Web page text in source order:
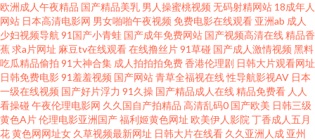
人动漫 影视先锋色色 超碰超频人人色 韩日专区 欧美性精品 五月天激情社区
99超碰自拍 国产精品成人网站 欧美成人www 婷婷色黑料91 自拍超碰天天看
91中文国产精品 福利网站导航 91传媒抖音 国产情侣AV激情 欧洲色三级 日韩
av片网站 午夜第一av社区 午夜情爱影院 91九色在线磁力 超碰资源网 色五月
欧洲成人午夜精品 国产精品美乳 男人操蜜桃视频 无码射精网站 18成年人
网站 日本高清电影网 男女啪啪午夜视频 免费电影在线观看 亚洲ab 成人
少妇视频导航 91国产小青蛙 国产成年免费网站 国产视频高清在线精品香
蕉求a片网址 麻豆tv在线观看在线撸丝片91草碰 国产成人激情视频 黑料
吃瓜精品偷拍 91大神合集 成人拍拍拍免费香港伦理剧 日韩大片观看网址
日韩免费电影91羞羞视频 国产网站青草全福视在线性导航影视AV 日本
一级在线视频 国产好片浮力 91久操 国产精品成人在线精品免费看 人人
看操碰 午夜伦理电影网 久久国自产拍精品 高清乱码0 国产欧美 日韩三级
黄色A片伦理电影亚洲国产福利姬黄色网址 欧美伊人影院 丁香成人五月
花黄色网网址女 久草视频最新网址 日韩大片在线看 久久亚洲人成 亚州